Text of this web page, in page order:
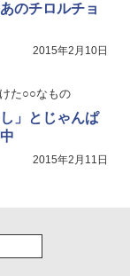
のチロルチョ
2015年2月10日
た○○なもの
」とじゃんぱ
2015年2月11日